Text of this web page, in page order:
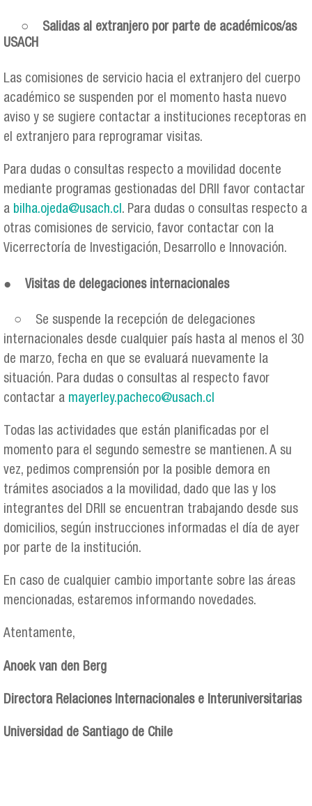
○ Salidas al extranjero por parte de académicos/as
USACH
Las comisiones de servicio hacia el extranjero del cuerpo
académico se suspenden por el momento hasta nuevo
aviso y se sugiere contactar a instituciones receptoras en
el extranjero para reprogramar visitas.
Para dudas o consultas respecto a movilidad docente
mediante programas gestionadas del DRII favor contactar
a bilha.ojeda@usach.cl. Para dudas o consultas respecto a
otras comisiones de servicio, favor contactar con la
Vicerrectoría de Investigación, Desarrollo e Innovación.
● Visitas de delegaciones internacionales
○ Se suspende la recepción de delegaciones
internacionales desde cualquier país hasta al menos el 30
de marzo, fecha en que se evaluará nuevamente la
situación. Para dudas o consultas al respecto favor
contactar a mayerley.pacheco@usach.cl
Todas las actividades que están planificadas por el
momento para el segundo semestre se mantienen. A su
vez, pedimos comprensión por la posible demora en
trámites asociados a la movilidad, dado que las y los
integrantes del DRII se encuentran trabajando desde sus
domicilios, según instrucciones informadas el día de ayer
por parte de la institución.
En caso de cualquier cambio importante sobre las áreas
mencionadas, estaremos informando novedades.
Atentamente,
Anoek van den Berg
Directora Relaciones Internacionales e Interuniversitarias
Universidad de Santiago de Chile